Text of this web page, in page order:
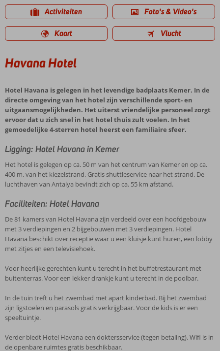
Activiteiten Foto's & Video's
Kaart Vlucht
Havana Hotel
Hotel Havana is gelegen in het levendige badplaats Kemer. In de
directe omgeving van het hotel zijn verschillende sport- en
uitgaansmogelijkheden. Het uiterst vriendelijke personeel zorgt
ervoor dat u zich snel in het hotel thuis zult voelen. In het
gemoedelijke 4-sterren hotel heerst een familiaire sfeer.
Ligging: Hotel Havana in Kemer
Het hotel is gelegen op ca. 50 m van het centrum van Kemer en op ca.
400 m. van het kiezelstrand. Gratis shuttleservice naar het strand. De
luchthaven van Antalya bevindt zich op ca. 55 km afstand.
Faciliteiten: Hotel Havana
De 81 kamers van Hotel Havana zijn verdeeld over een hoofdgebouw
met 3 verdiepingen en 2 bijgebouwen met 3 verdiepingen. Hotel
Havana beschikt over receptie waar u een kluisje kunt huren, een lobby
met zitjes en een televisiehoek.
Voor heerlijke gerechten kunt u terecht in het buffetrestaurant met
buitenterras. Voor een lekker drankje kunt u terecht in de poolbar.
In de tuin treft u het zwembad met apart kinderbad. Bij het zwembad
zijn ligstoelen en parasols gratis verkrijgbaar. Voor de kids is er een
speeltuintje.
Verder biedt Hotel Havana een doktersservice (tegen betaling). Wifi is in
de openbare ruimtes gratis beschikbaar.